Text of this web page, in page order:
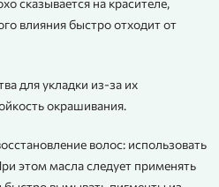
сказывается на красителе,
влияния быстро отходит от
для укладки из-за их
окрашивания.
волос: использовать
этом масла следует применять